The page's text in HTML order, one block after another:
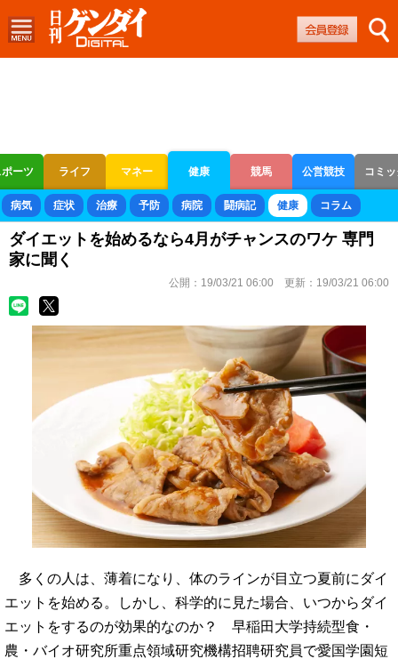
ーツ ライフ マネー 健康 競馬 公営競技 コミ
ボートレース 競輪 オートレース
病気 症状 治療 予防 病院 闘病記 健康 コラム
ダイエットを始めるなら4月がチャンスのワケ 専門
家に聞く
公開： 19/03/21 06:00 更新： 19/03/21 06:00
多くの人は、薄着になり、体のラインが目立つ夏前にダイ
エットを始める。しかし、科学的に見た場合、いつからダイ
エットをするのが効果的なのか？ 早稲田大学持続型食・
農・バイオ研究所重点領域研究機構招聘研究員で愛国学園短